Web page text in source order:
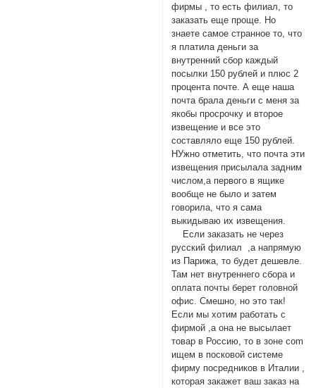
фирмы , то есть филиал, то
заказать еще проще. Но
знаете самое странное то, что
я платила деньги за
внутренний сбор каждый
посылки 150 рублей и плюс 2
процента почте. А еще наша
почта брала деньги с меня за
якобы просрочку и второе
извещение и все это
составляло еще 150 рублей.
НУжно отметить, что почта эти
извещения присылала задним
числом,а первого в ящике
вообще не было и затем
говорила, что я сама
выкидываю их извещения.
Если заказать не через
русский филиал ,а напрямую
из Парижа, то будет дешевле.
Там нет внутреннего сбора и
оплата почты берет головной
офис. Смешно, но это так!
Если мы хотим работать с
фирмой ,а она не высылает
товар в Россию, то в зоне com
ищем в посковой системе
фирму посредников в Италии ,
которая закажет ваш заказ на